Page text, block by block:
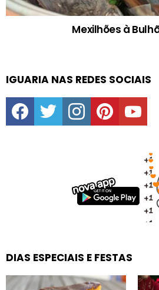
Mexilhões à
IGUARIA NAS REDES SOCIAIS
facebooktwitter instagrampinterestyoutube
DIAS ESPECIAIS E FESTAS